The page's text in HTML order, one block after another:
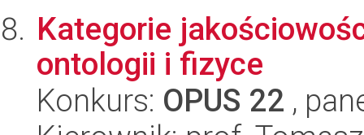
Kategorie
ontologii i fizyce
Konkurs: OPUS 22 ,